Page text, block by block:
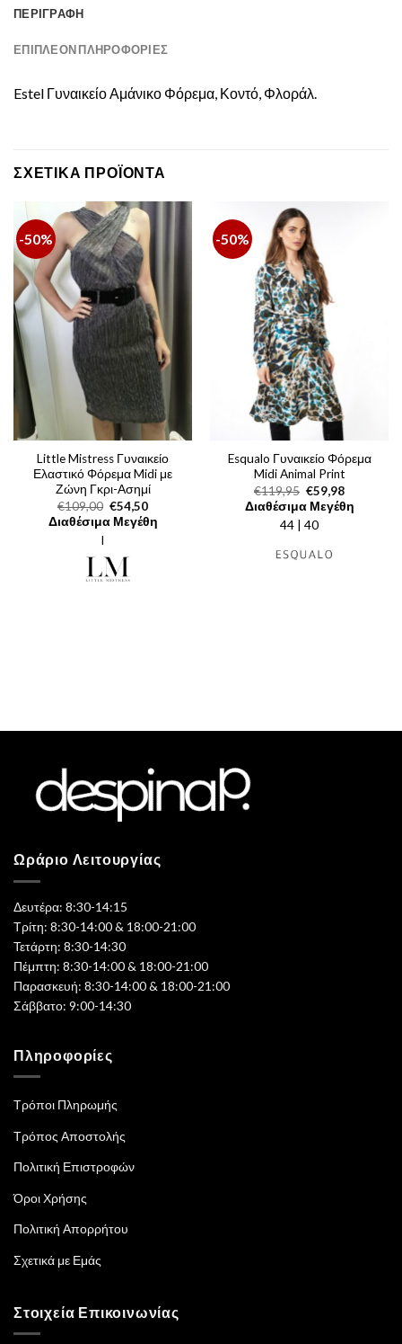
ΠΕΡΙΓΡΑΦΉ
ΕΠΙΠΛΈΟΝ ΠΛΗΡΟΦΟΡΊΕΣ
Estel Γυναικείο Αμάνικο Φόρεμα, Κοντό, Φλοράλ.
ΣΧΕΤΙΚΆ ΠΡΟΪΌΝΤΑ
-50%
Little Mistress Γυναικείο
Ελαστικό Φόρεμα Midi με
Ζώνη Γκρι-Ασημί
€109,00 Original
price
was:
€54,50Η
τρέχουσα
τιμή
Διαθέσιμα Μεγέθη
l
-50%
Esqualo Γυναικείο Φόρεμα
Midi Animal Print
€119,95 Original
price
was:
€119,95.
€59,98Η
τρέχουσα
τιμή
Διαθέσιμα Μεγέθη
44 | 40
Ωράριο Λειτουργίας
Δευτέρα: 8:30-14:15
Τρίτη: 8:30-14:00 & 18:00-21:00
Τετάρτη: 8:30-14:30
Πέμπτη: 8:30-14:00 & 18:00-21:00
Παρασκευή: 8:30-14:00 & 18:00-21:00
Σάββατο: 9:00-14:30
Πληροφορίες
Τρόποι Πληρωμής
Τρόπος Αποστολής
Πολιτική Επιστροφών
Όροι Χρήσης
Πολιτική Απορρήτου
Σχετικά με Εμάς
Στοιχεία Επικοινωνίας